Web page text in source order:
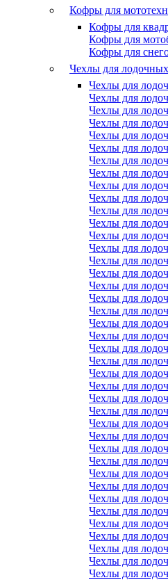
Кофры для
Кофры для
Кофры для
Кофры для
Чехлы для
Чехлы для
Чехлы для
Чехлы для
Чехлы для
Чехлы для
Чехлы для
Чехлы для
Чехлы для
Чехлы для
Чехлы для
Чехлы для
Чехлы для
Чехлы для
Чехлы для
Чехлы для
Чехлы для
Чехлы для
Чехлы для
Чехлы для
Чехлы для
Чехлы для
Чехлы для
Чехлы для
Чехлы для
Чехлы для
Чехлы для
Чехлы для
Чехлы для
Чехлы для
Чехлы для
Чехлы для
Чехлы для
Чехлы для
Чехлы для
Чехлы для
Чехлы для
Чехлы для
Чехлы для
Чехлы для
Чехлы для